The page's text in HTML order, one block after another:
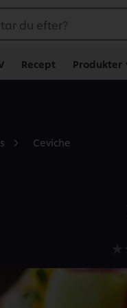
du efter?
Recept Produkter
Ceviche